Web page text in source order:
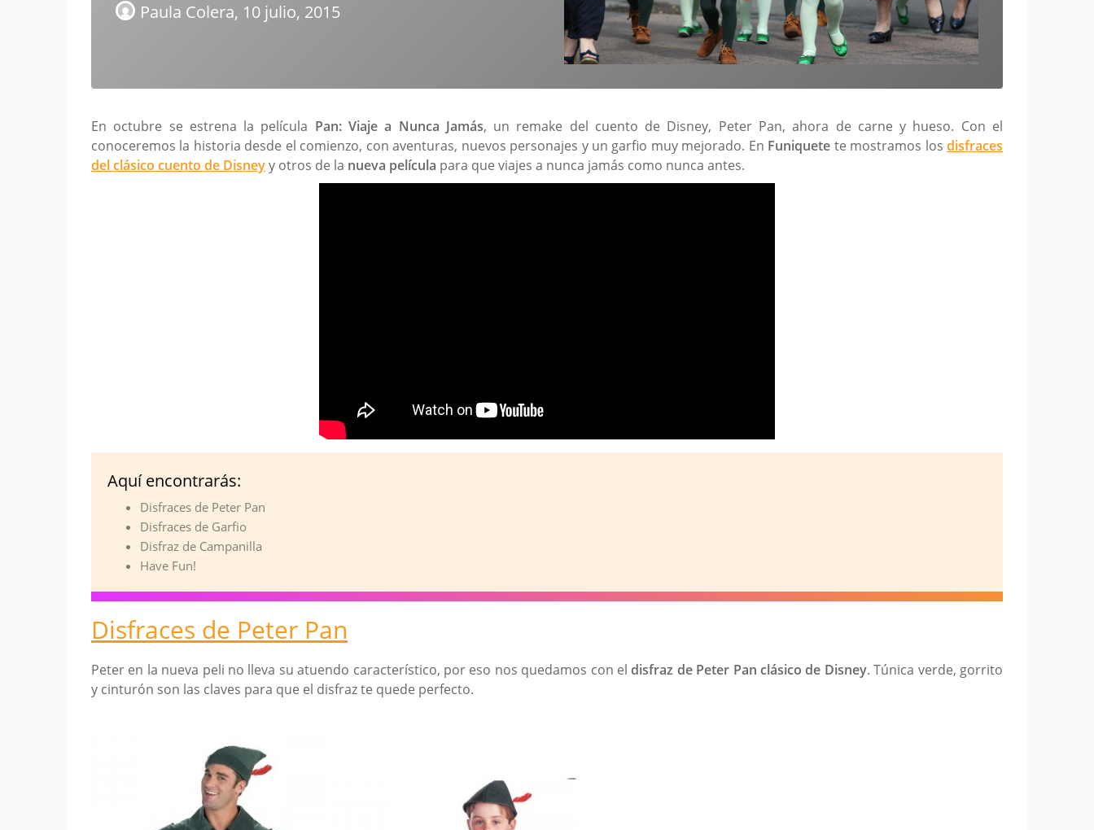
Paula Colera, 10 julio, 2015
En octubre se estrena la película Pan: Viaje a Nunca Jamás, un remake del cuento de Disney, Peter Pan, ahora de carne y hueso. Con el
conoceremos la historia desde el comienzo, con aventuras, nuevos personajes y un garfio muy mejorado. En Funiquete te mostramos losdisfraces
del clásico cuento de Disneyy otros de la nueva película para que viajes a nunca jamás como nunca antes.
Aquí encontrarás:
Disfraces de Peter Pan
Disfraces de Garfio
Disfraz de Campanilla
Have Fun!
Disfraces de Peter Pan
Peter en la nueva peli no lleva su atuendo característico, por eso nos quedamos con eldisfraz de Peter Pan clásico de Disney. Túnica verde, gorrito
y cinturón son las claves para que el disfraz te quede perfecto.